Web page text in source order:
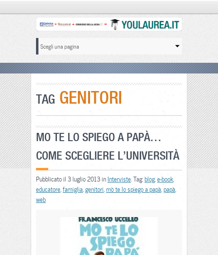
TAG GENITORI
MO TE LO SPIEGO A PAPÀ…
COME SCEGLIERE L’UNIVERSITÀ
Pubblicato il 3 luglio 2013 inInterviste . Tag:blog, e-book
educatore famiglia genitori mò te lo spiego a papà papà
web